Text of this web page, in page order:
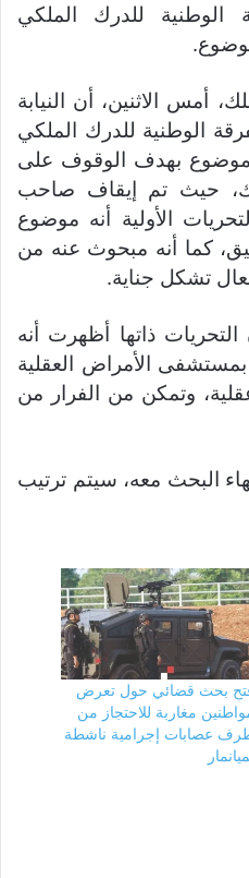
الوطنية للدرك الملكي
أمس الاثنين، أن النيابة
الوطنية للدرك الملكي
بهدف الوقوف على
حيث تم إيقاف صاحب
الأولية أنه موضوع
كما أنه مبحوث عنه من
تشكل جناية.
ذاتها أظهرت أنه
الأمراض العقلية
وتمكن من الفرار من
البحث معه، سيتم ترتيب
بحث قضائي حول تعرض
مغاربة للاحتجاز من
عصابات إجرامية ناشطة